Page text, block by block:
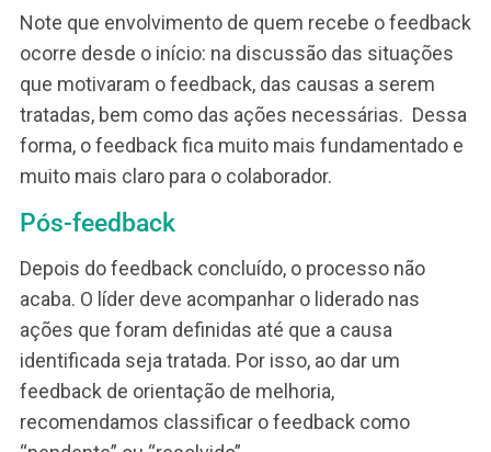
concluíram que a causa era outra. Sobretudo
porque outros profissionais da equipe estavam
apresentando um bom desempenho, com a
quantidade de atividades.
Dessa forma, juntos, o líder e o João chegam à
conclusão que se trata de falta de planejamento
organização das atividades. Ou seja,
e organização são as competências que o João
tem que desenvolver. Assim, poderá melhorar
desempenho.
Ação